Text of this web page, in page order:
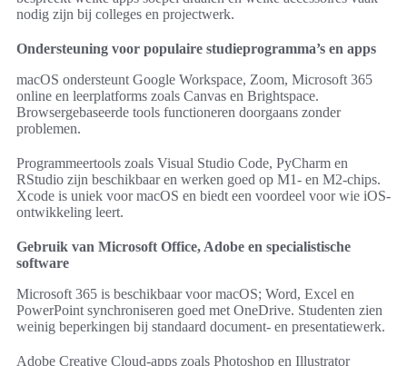
nodig zijn bij colleges en projectwerk.
Ondersteuning voor populaire studieprogramma’s en apps
macOS ondersteunt Google Workspace, Zoom, Microsoft 365
online en leerplatforms zoals Canvas en Brightspace.
Browsergebaseerde tools functioneren doorgaans zonder
problemen.
Programmeertools zoals Visual Studio Code, PyCharm en
RStudio zijn beschikbaar en werken goed op M1- en M2-chips.
Xcode is uniek voor macOS en biedt een voordeel voor wie iOS-
ontwikkeling leert.
Gebruik van Microsoft Office, Adobe en specialistische
software
Microsoft 365 is beschikbaar voor macOS; Word, Excel en
PowerPoint synchroniseren goed met OneDrive. Studenten zien
weinig beperkingen bij standaard document- en presentatiewerk.
Adobe Creative Cloud-apps zoals Photoshop en Illustrator